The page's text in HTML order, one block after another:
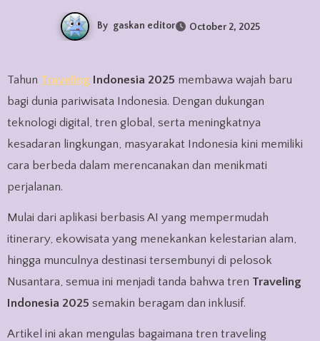
By gaskan editor October 2, 2025
Tahun Traveling Indonesia 2025 membawa wajah baru
bagi dunia pariwisata Indonesia. Dengan dukungan
teknologi digital, tren global, serta meningkatnya
kesadaran lingkungan, masyarakat Indonesia kini memiliki
cara berbeda dalam merencanakan dan menikmati
perjalanan.
Mulai dari aplikasi berbasis AI yang mempermudah
itinerary, ekowisata yang menekankan kelestarian alam,
hingga munculnya destinasi tersembunyi di pelosok
Nusantara, semua ini menjadi tanda bahwa tren Traveling
Indonesia 2025 semakin beragam dan inklusif.
Artikel ini akan mengulas bagaimana tren traveling